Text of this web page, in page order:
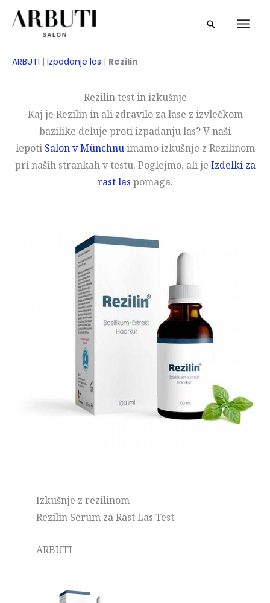
Preskoči
Iskanje
ARBUTI | Izpadanje las | Rezilin
Rezilin test in izkušnje
Kaj je Rezilin in ali zdravilo za lase z izvlečkom
bazilike deluje proti izpadanju las? V naši
lepoti Salon v Münchnuimamo izkušnje z Rezilinom
pri naših strankah v testu. Poglejmo, ali je Izdelki za
rast las pomaga.
Izkušnje z rezilinom
Rezilin Serum za Rast Las Test
ARBUTI